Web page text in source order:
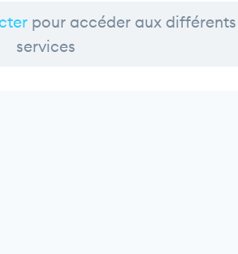
pour accéder aux différents
services